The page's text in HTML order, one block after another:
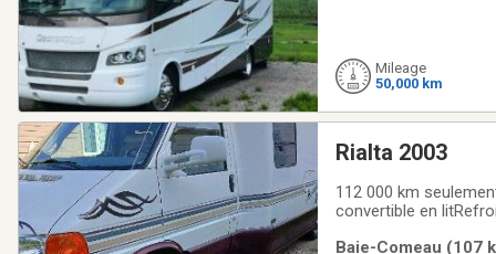
Mileage
50,000 km
Rialta 2003
112 000 km
convertible en
douche
Baie-Comeau (107